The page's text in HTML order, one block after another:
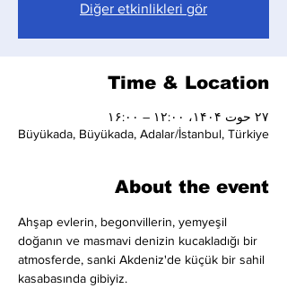
Diğer etkinlikleri gör
Time & Location
۲۷ حوت ۱۴۰۴، ۱۲:۰۰ – ۱۶:۰۰
Büyükada, Büyükada, Adalar/İstanbul, Türkiye
About the event
Ahşap evlerin, begonvillerin, yemyeşil
doğanın ve masmavi denizin kucakladığı bir
atmosferde, sanki Akdeniz'de küçük bir sahil
kasabasında gibiyiz.